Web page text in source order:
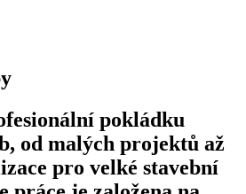
pokládku
od malých projektů až
pro velké stavební